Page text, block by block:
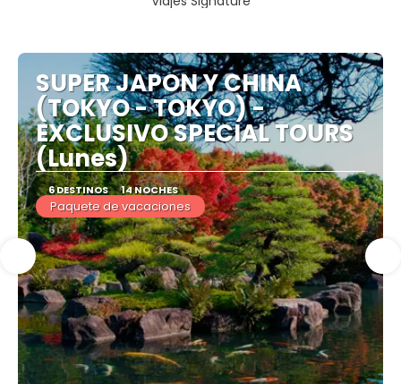
SUPER JAPON Y CHINA
(TOKYO - TOKYO) -
EXCLUSIVO SPECIAL TOURS
(Lunes)
6 DESTINOS 14 NOCHES
Paquete de vacaciones